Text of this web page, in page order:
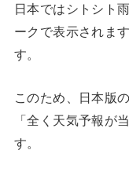
日本ではシトシト
ークで表示されま
す。
このため、日本版
「全く天気予報が
す。